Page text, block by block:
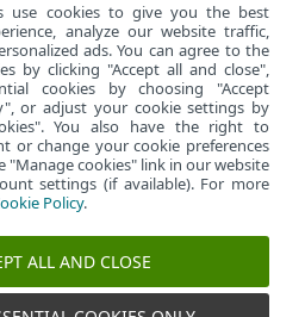
use cookies to give you the best
analyze our website traffic,
ads. You can agree to the
by clicking "Accept all and close",
cookies by choosing "Accept
or adjust your cookie settings by
You also have the right to
or change your cookie preferences
"Manage cookies" link in our website
settings (if available). For more
Policy.
ALL AND CLOSE